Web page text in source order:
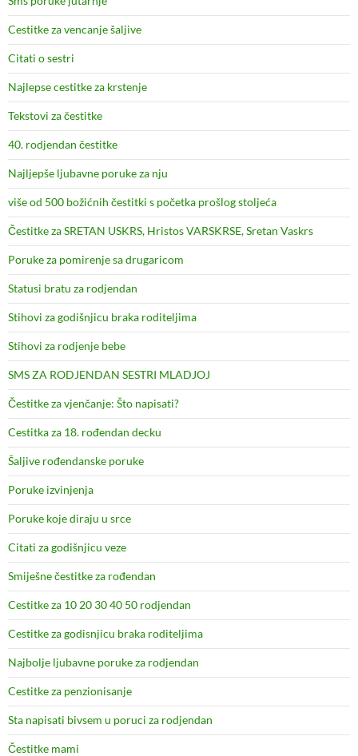
Cestitke za vencanje šaljive
Citati o sestri
Najlepse cestitke za krstenje
Tekstovi za čestitke
40. rodjendan čestitke
Najljepše ljubavne poruke za nju
više od 500 božićnih čestitki s početka prošlog stoljeća
Čestitke za SRETAN USKRS, Hristos VARSKRSE, Sretan Vaskrs
Poruke za pomirenje sa drugaricom
Statusi bratu za rodjendan
Stihovi za godišnjicu braka roditeljima
Stihovi za rodjenje bebe
SMS ZA RODJENDAN SESTRI MLADJOJ
Čestitke za vjenčanje: Što napisati?
Cestitka za 18. rođendan decku
Šaljive rođendanske poruke
Poruke izvinjenja
Poruke koje diraju u srce
Citati za godišnjicu veze
Smiješne čestitke za rođendan
Cestitke za 10 20 30 40 50 rodjendan
Cestitke za godisnjicu braka roditeljima
Najbolje ljubavne poruke za rodjendan
Cestitke za penzionisanje
Sta napisati bivsem u poruci za rodjendan
Čestitke mami